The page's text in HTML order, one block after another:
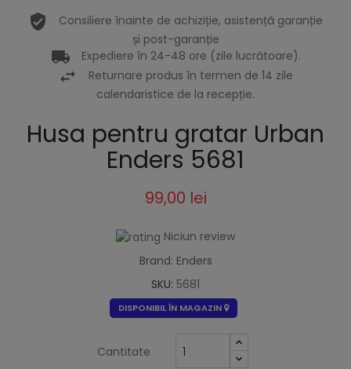
Consiliere înainte de achiziție, asistență garanție
și post-garanție
Expediere în 24-48 ore (zile lucrătoare).
Returnare produs în termen de 14 zile
calendaristice de la recepție.
Husa pentru gratar Urban
Enders 5681
99,00 lei
Niciun review
Brand: Enders
SKU: 5681
DISPONIBIL ÎN MAGAZIN
Cantitate